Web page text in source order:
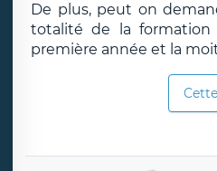
De plus, peut on
totalité de la
première année et la